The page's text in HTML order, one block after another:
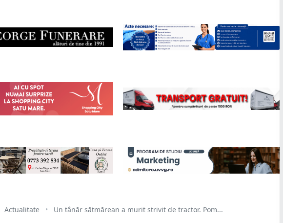
Actualitate • Un tânăr sătmărean a murit strivit de tractor. Pom...